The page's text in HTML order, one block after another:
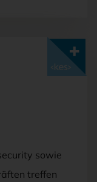
sowie
treffen